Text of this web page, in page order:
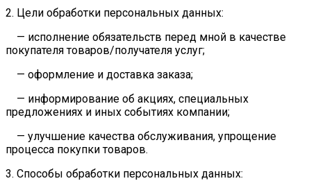
2. Цели обработки персональных данных:
— исполнение обязательств перед мной в качестве
покупателя товаров/получателя услуг;
— оформление и доставка заказа;
— информирование об акциях, специальных
предложениях и иных событиях компании;
— улучшение качества обслуживания, упрощение
процесса покупки товаров.
3. Способы обработки персональных данных: